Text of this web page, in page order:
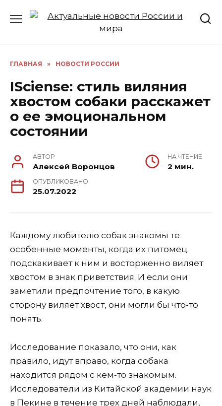
ГЛАВНАЯ » НОВОСТИ РОССИИ
ISciense: стиль виляния
хвостом собаки расскажет
о ее эмоциональном
состоянии
АВТОР
Алексей Воронцов
НА ЧТЕНИЕ
2 мин.
ОПУБЛИКОВАНО
25.07.2022
Каждому любителю собак знакомы те
особенные моменты, когда их питомец
подскакивает к ним и восторженно виляет
хвостом в знак приветствия. И если они
заметили предпочтение того, в какую
сторону виляет хвост, они могли бы что-то
понять.
Исследование показало, что они, как
правило, идут вправо, когда собака
находится рядом с кем-то знакомым.
Исследователи из Китайской академии наук
в Пекине в течение трех дней наблюдали,